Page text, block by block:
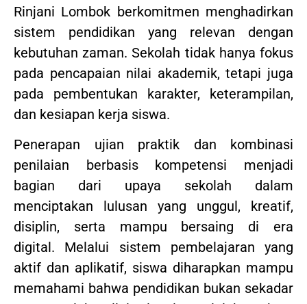
Rinjani Lombok berkomitmen menghadirkan
sistem pendidikan yang relevan dengan
kebutuhan zaman. Sekolah tidak hanya fokus
pada pencapaian nilai akademik, tetapi juga
pada pembentukan karakter, keterampilan,
dan kesiapan kerja siswa.
Penerapan ujian praktik dan kombinasi
penilaian berbasis kompetensi menjadi
bagian dari upaya sekolah dalam
menciptakan lulusan yang unggul, kreatif,
disiplin, serta mampu bersaing di era
digital. Melalui sistem pembelajaran yang
aktif dan aplikatif, siswa diharapkan mampu
memahami bahwa pendidikan bukan sekadar